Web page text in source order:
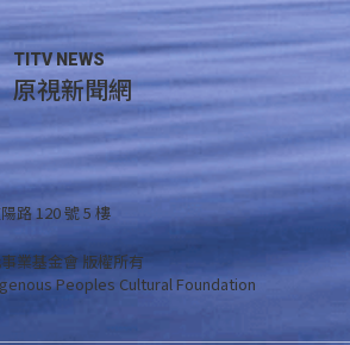
TITV NEWS
原視新聞網
路 120 號 5 樓
業基金會 版權所有
Peoples Cultural Foundation